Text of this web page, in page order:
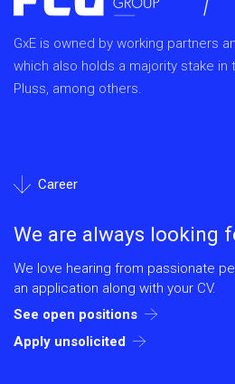
GxE is owned by working partners
which also holds a majority stake
Pluss, among others.
Career
We are always looking
We love hearing from passionate
an application along with your CV.
See open positions
Apply unsolicited